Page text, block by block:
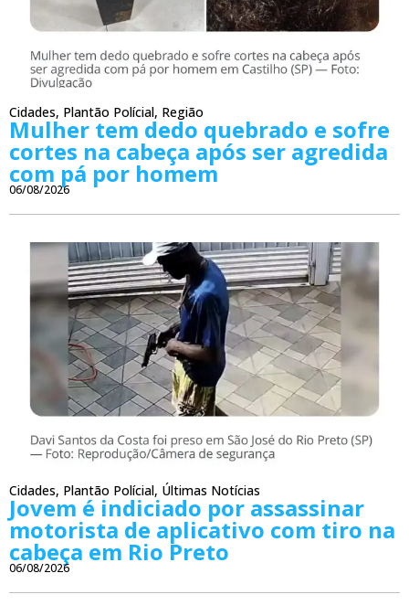
Cidades, Plantão Polícial, Região
Mulher tem dedo quebrado e sofre
cortes na cabeça após ser agredida
com pá por homem
06/08/2026
Cidades, Plantão Polícial, Últimas Notícias
Jovem é indiciado por assassinar
motorista de aplicativo com tiro na
cabeça em Rio Preto
06/08/2026